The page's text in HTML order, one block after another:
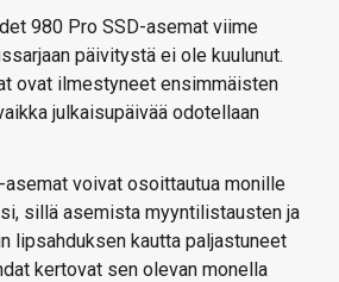
980 Pro SSD-asemat viime
päivitystä ei ole kuulunut.
ovat ilmestyneet ensimmäisten
julkaisupäivää odotellaan
asemat voivat osoittautua monille
sillä asemista myyntilistausten ja
lipsahduksen kautta paljastuneet
kertovat sen olevan monella